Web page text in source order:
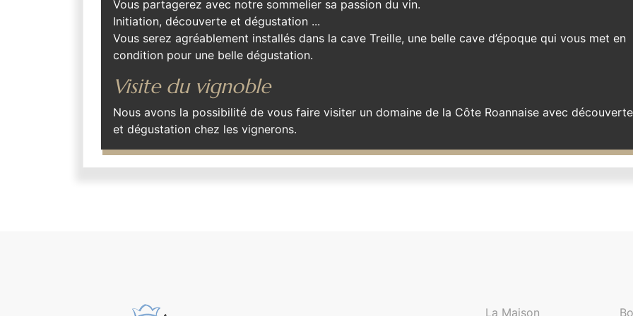
Vous partagerez avec notre sommelier sa passion du vin.
Initiation, découverte et dégustation ...
Vous serez agréablement installés dans la cave Treille, une belle cave d’époque qui vous met en
condition pour une belle dégustation.
Visite du vignoble
Nous avons la possibilité de vous faire visiter un domaine de la Côte Roannaise avec découverte
et dégustation chez les vignerons.
La Maison